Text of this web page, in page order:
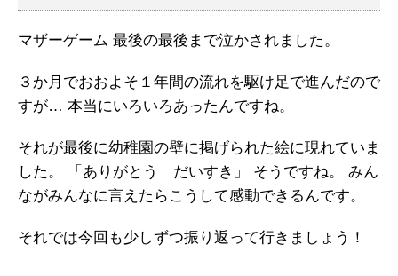
マザーゲーム 最後の最後まで泣かされました。
３か月でおおよそ１年間の流れを駆け足で進んだので
すが… 本当にいろいろあったんですね。
それが最後に幼稚園の壁に掲げられた絵に現れていま
した。 「ありがとう だいすき」 そうですね。 みん
ながみんなに言えたらこうして感動できるんです。
それでは今回も少しずつ振り返って行きましょう！